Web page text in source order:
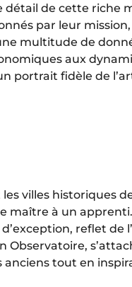
détail de cette riche
par leur
multitude de
aux
portrait fidèle de
villes historiques
maître à un
reflet de
Observatoire,
tout en